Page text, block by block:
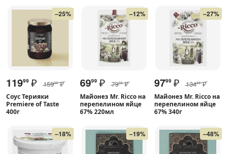
–25%
11999 ₽ 15999 ₽
Соус Терияки
Premiere of Taste
400г
–12%
6999 ₽ 7999 ₽
Майонез Mr. Ricco на
перепелином яйце
67% 220мл
–27%
9799 ₽ 13499 ₽
Майонез Mr. Ricco на
перепелином яйце
67% 340г
–18% –19% –48%